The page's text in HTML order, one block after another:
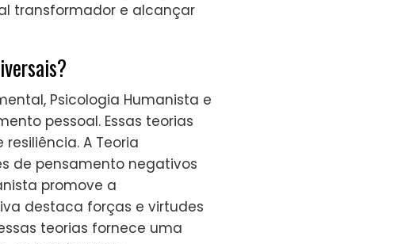
transformador e alcançar
Psicologia Humanista e
pessoal. Essas teorias
A Teoria
de pensamento negativos
promove a
destaca forças e virtudes
teorias fornece uma